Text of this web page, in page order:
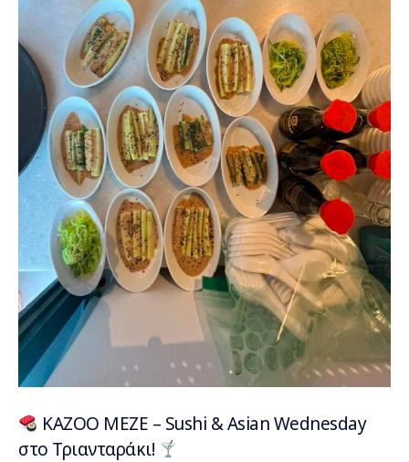
ΚΑΖΟΟ ΜΕΖΕ – Sushi & Asian Wednesday
στο Τριανταράκι!